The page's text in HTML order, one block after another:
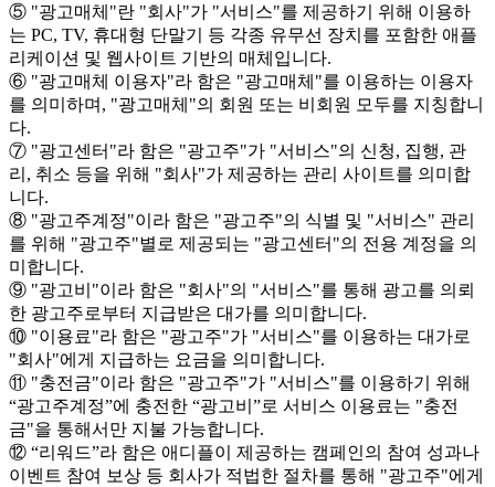
⑤ "광고매체"란 "회사"가 "서비스"를 제공하기 위해 이용하
는 PC, TV, 휴대형 단말기 등 각종 유무선 장치를 포함한 애플
리케이션 및 웹사이트 기반의 매체입니다.
⑥ "광고매체 이용자"라 함은 "광고매체"를 이용하는 이용자
를 의미하며, "광고매체"의 회원 또는 비회원 모두를 지칭합니
다.
⑦ "광고센터"라 함은 "광고주"가 "서비스"의 신청, 집행, 관
리, 취소 등을 위해 "회사"가 제공하는 관리 사이트를 의미합
니다.
⑧ "광고주계정"이라 함은 "광고주"의 식별 및 "서비스" 관리
를 위해 "광고주"별로 제공되는 "광고센터"의 전용 계정을 의
미합니다.
⑨ "광고비"이라 함은 "회사"의 "서비스"를 통해 광고를 의뢰
한 광고주로부터 지급받은 대가를 의미합니다.
⑩ "이용료"라 함은 "광고주"가 "서비스"를 이용하는 대가로
"회사"에게 지급하는 요금을 의미합니다.
⑪ "충전금"이라 함은 "광고주"가 "서비스"를 이용하기 위해
“광고주계정”에 충전한 “광고비”로 서비스 이용료는 "충전
금"을 통해서만 지불 가능합니다.
⑫ “리워드”라 함은 애디플이 제공하는 캠페인의 참여 성과나
이벤트 참여 보상 등 회사가 적법한 절차를 통해 "광고주"에게